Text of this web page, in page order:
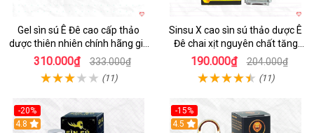
Gel sìn sú Ê Đê cao cấp thảo
dược thiên nhiên chính hãng giá
tốt
310.000₫ 333.000₫
(11)
Sinsu X cao sìn sú thảo dược Ê
Đê chai xịt nguyên chất tăng
cường sinh lực
190.000₫ 204.000₫
(11)
-20%
4.8
-15%
4.5